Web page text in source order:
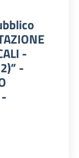
-
-
IN BILANCIO